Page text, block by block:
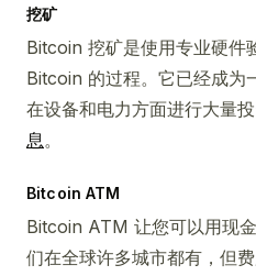
挖矿
Bitcoin 挖矿是使用专业硬件
Bitcoin 的过程。它已经成为
在设备和电力方面进行大量投
息。
Bitcoin ATM
Bitcoin ATM 让您可以用现
们在全球许多城市都有，但